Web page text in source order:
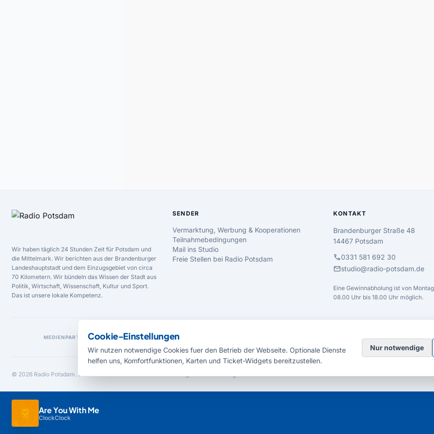
Are You With Me
ClockClock
Wir haben täglich 24 Stunden Zeit für Potsdam und
die Mittelmark. Wir berichten aus der Brandenburger
Landeshauptstadt und dem Einzugsgebiet von circa
70 Kilometern. Wir bündeln das Wissen der Stadt aus
Politik, Wirtschaft, Wissenschaft, Kultur und Sport.
Das ist unsere lokale Kompetenz.
SENDER
Vermarktung, Werbung & Kooperationen
Teilnahmebedingungen
Mail ins Studio
Freie Stellen bei Radio Potsdam
KONTAKT
Brandenburger Straße 48
14467 Potsdam
call0331 581 692 30
mailstudio@radio-potsdam.de
Eine Gewinnabholung ist von
08.00 Uhr bis 18.00 Uhr möglich.
MEDIENPARTNER
© 2026 Radio Potsdam. Webseite entwickelt durch dieMedienagentur Babelsberg
Cookie-Einstellungen
Wir nutzen notwendige Cookies fuer den Betrieb der Webseite. Optionale Dienste
helfen uns, Komfortfunktionen, Karten und Ticket-Widgets bereitzustellen.
Nur notwendige